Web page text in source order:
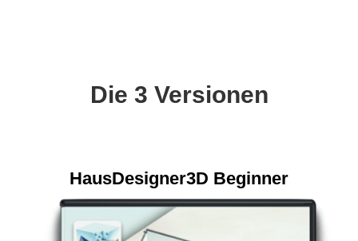
Die 3 Versionen
HausDesigner3D Beginner